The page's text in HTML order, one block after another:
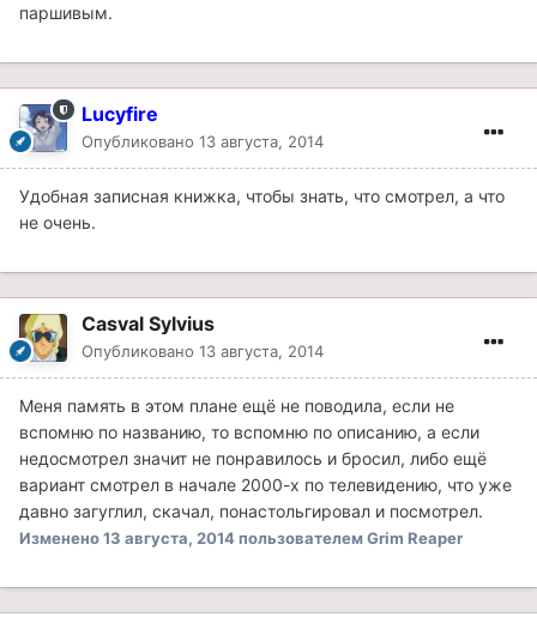
паршивым.
Lucyfire
Опубликовано 13 августа, 2014
Удобная записная книжка, чтобы знать, что смотрел, а что
не очень.
Casval Sylvius
Опубликовано 13 августа, 2014
Меня память в этом плане ещё не поводила, если не
вспомню по названию, то вспомню по описанию, а если
недосмотрел значит не понравилось и бросил, либо ещё
вариант смотрел в начале 2000-х по телевидению, что уже
давно загуглил, скачал, понастольгировал и посмотрел.
Изменено13 августа, 2014пользователем Grim Reaper